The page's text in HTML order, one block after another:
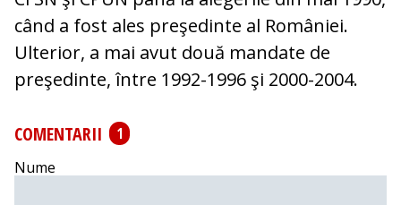
când a fost ales preşedinte al României.
Ulterior, a mai avut două mandate de
preşedinte, între 1992-1996 şi 2000-2004.
COMENTARII
1
Nume